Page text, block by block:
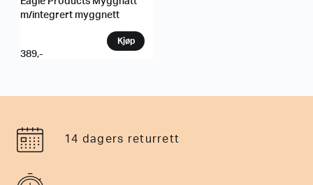
m/integrert myggnett
389,-
14 dagers returrett